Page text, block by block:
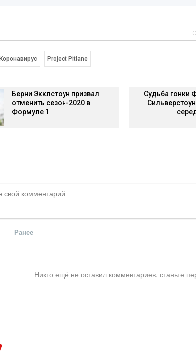
Коронавирус Project Pitlane
Берни Экклстоун призвал
отменить сезон-2020 в
Формуле 1
Судьба гонки
Ранее
Никто ещё не оставил комментариев, станьте